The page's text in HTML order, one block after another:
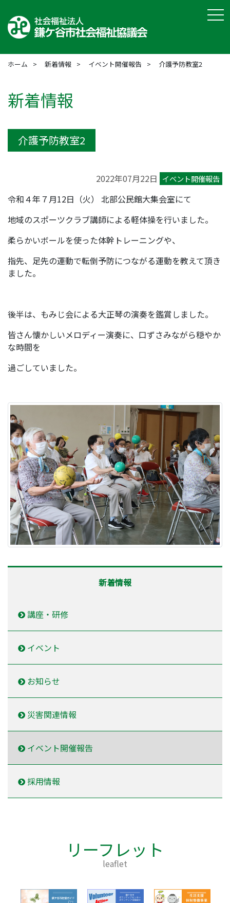
ホーム 新着情報 イベント開催報告 介護予防教室2
新着情報
介護予防教室2
2022年07月22日 イベント開催報告
令和４年７月12日（火） 北部公民館大集会室にて
地域のスポーツクラブ講師による軽体操を行いました。
柔らかいボールを使った体幹トレーニングや、
指先、足先の運動で転倒予防につながる運動を教えて頂き
ました。
後半は、もみじ会による大正琴の演奏を鑑賞しました。
皆さん懐かしいメロディー演奏に、口ずさみながら穏やか
な時間を
過ごしていました。
新着情報
講座・研修
イベント
お知らせ
災害関連情報
イベント開催報告
採用情報
リーフレット
leaflet